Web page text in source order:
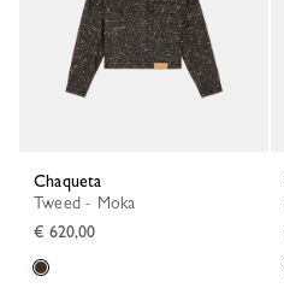
Chaqueta
Tweed - Moka
€ 620,00